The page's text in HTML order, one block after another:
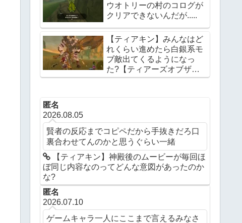
ウオトリーの村のコログが
クリアできないんだが.....
【ティアキン】みんなはど
れくらい進めたら白銀系モ
ブ敵出てくるようになっ
た?【ティアーズオブザキ
ングダム】
匿名
2026.08.05
賢者の反応までコピペだから手抜きだろ口
裏合わせてんのかと思うぐらい一緒
【ティアキン】神殿後のムービーが毎回ほ
ぼ同じ内容なのってどんな意図があったのか
な?
匿名
2026.07.10
ゲームキャラ一人にここまで言えるみなさ